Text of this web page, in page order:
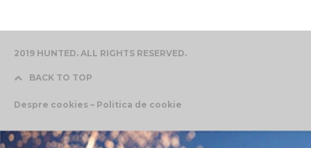
2019 HUNTED. ALL RIGHTS RESERVED.
BACK TO TOP
Despre cookies – Politica de cookie